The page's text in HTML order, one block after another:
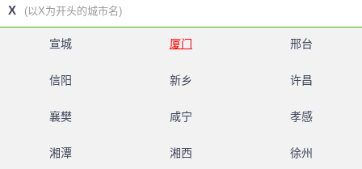
X (以X为开头的城市名)
宣城 厦门 邢台
信阳 新乡 许昌
襄樊 咸宁 孝感
湘潭 湘西 徐州